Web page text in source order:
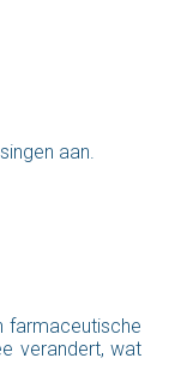
aan.
farmaceutische
verandert, wat